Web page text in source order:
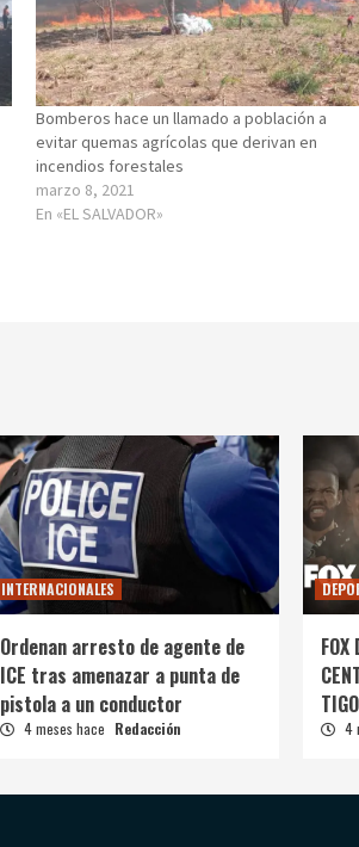
Bomberos hace un llamado a población a
evitar quemas agrícolas que derivan en
incendios forestales
marzo 8, 2021
En «EL SALVADOR»
INTERNACIONALES
Ordenan arresto de agente de
ICE tras amenazar a punta de
pistola a un conductor
4 meses hace Redacción
FOX
4